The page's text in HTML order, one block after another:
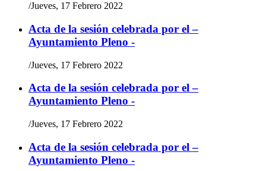
/Jueves, 17 Febrero 2022
Acta de la sesión celebrada por el –
Ayuntamiento Pleno -
/Jueves, 17 Febrero 2022
Acta de la sesión celebrada por el –
Ayuntamiento Pleno -
/Jueves, 17 Febrero 2022
Acta de la sesión celebrada por el –
Ayuntamiento Pleno -